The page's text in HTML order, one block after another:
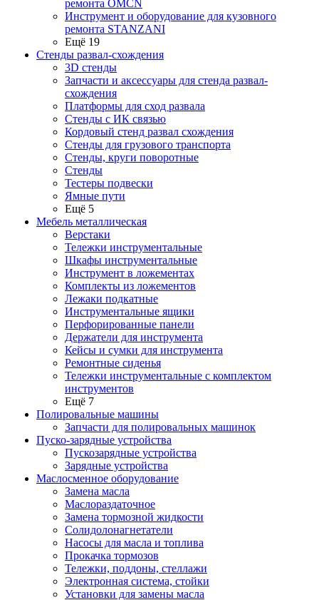
ремонта OMCN
Инструмент и оборудование для кузовного
ремонта STANZANI
Ещё 19
Стенды развал-схождения
3D стенды
Запчасти и аксессуары для стенда развал-
схождения
Платформы для сход развала
Стенды с ИК связью
Кордовый стенд развал схождения
Стенды для грузового транспорта
Стенды, круги поворотные
Стенды
Тестеры подвески
Ямные пути
Ещё 5
Мебель металлическая
Верстаки
Тележки инструментальные
Шкафы инструментальные
Инструмент в ложементах
Комплекты из ложементов
Лежаки подкатные
Инструментальные ящики
Перфорированные панели
Держатели для инструмента
Кейсы и сумки для инструмента
Ремонтные сиденья
Тележки инструментальные с комплектом
инструментов
Ещё 7
Полировальные машины
Запчасти для полировальных машинок
Пуско-зарядные устройства
Пускозарядные устройства
Зарядные устройства
Маслосменное оборудование
Замена масла
Маслораздаточное
Замена тормозной жидкости
Солидолонагнетатели
Насосы для масла и топлива
Прокачка тормозов
Тележки, поддоны, стеллажи
Электронная система, стойки
Установки для замены масла